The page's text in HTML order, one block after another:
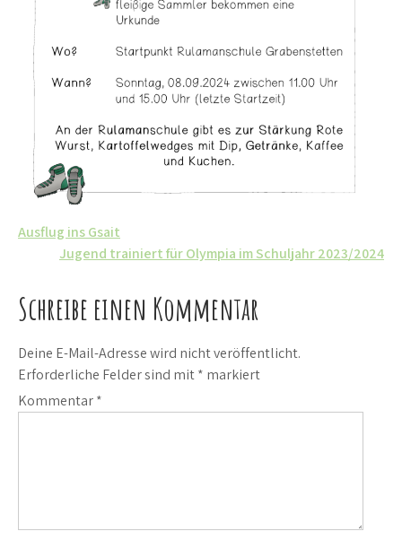
Beitrags-
Navigation
Ausflug ins Gsait
Jugend trainiert für Olympia im Schuljahr 2023/2024
Schreibe einen Kommentar
Deine E-Mail-Adresse wird nicht veröffentlicht.
Erforderliche Felder sind mit* markiert
Kommentar*